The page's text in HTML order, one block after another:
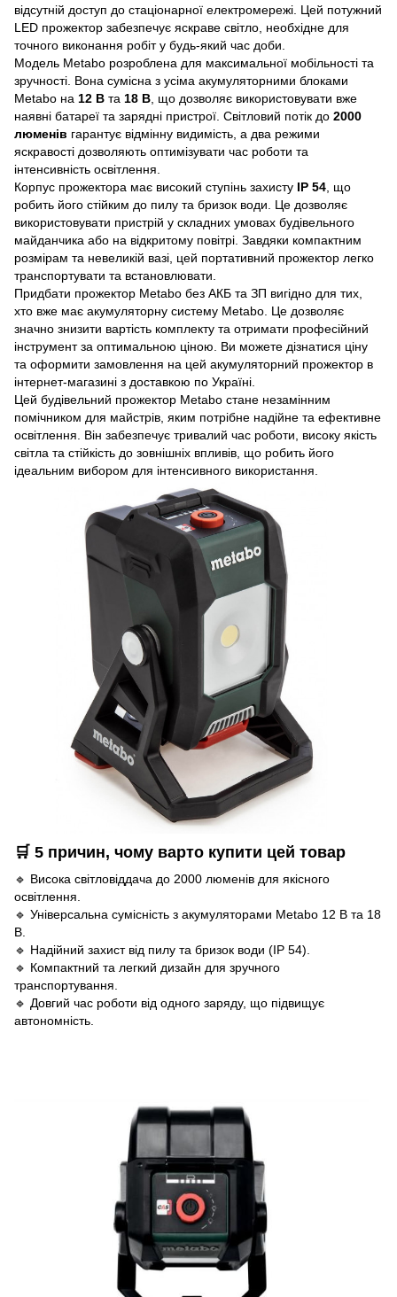
відсутній доступ до стаціонарної електромережі. Цей потужний
LED прожектор забезпечує яскраве світло, необхідне для
точного виконання робіт у будь-який час доби.
Модель Metabo розроблена для максимальної мобільності та
зручності. Вона сумісна з усіма акумуляторними блоками
Metabo на 12 В та 18 В , що дозволяє використовувати вже
наявні батареї та зарядні пристрої. Світловий потік до 2000
люменів гарантує відмінну видимість, а два режими
яскравості дозволяють оптимізувати час роботи та
інтенсивність освітлення.
Корпус прожектора має високий ступінь захисту IP 54 , що
робить його стійким до пилу та бризок води. Це дозволяє
використовувати пристрій у складних умовах будівельного
майданчика або на відкритому повітрі. Завдяки компактним
розмірам та невеликій вазі, цей портативний прожектор легко
транспортувати та встановлювати.
Придбати прожектор Metabo без АКБ та ЗП вигідно для тих,
хто вже має акумуляторну систему Metabo. Це дозволяє
значно знизити вартість комплекту та отримати професійний
інструмент за оптимальною ціною. Ви можете дізнатися ціну
та оформити замовлення на цей акумуляторний прожектор в
інтернет-магазині з доставкою по Україні.
Цей будівельний прожектор Metabo стане незамінним
помічником для майстрів, яким потрібне надійне та ефективне
освітлення. Він забезпечує тривалий час роботи, високу якість
світла та стійкість до зовнішніх впливів, що робить його
ідеальним вибором для інтенсивного використання.
🛒 5 причин, чому варто купити цей товар
🔹 Висока світловіддача до 2000 люменів для якісного
освітлення.
🔹 Універсальна сумісність з акумуляторами Metabo 12 В та 18
В.
🔹 Надійний захист від пилу та бризок води (IP 54).
🔹 Компактний та легкий дизайн для зручного
транспортування.
🔹 Довгий час роботи від одного заряду, що підвищує
автономність.